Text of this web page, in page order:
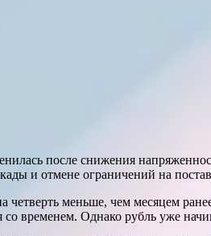
после снижения
и отмене ограничений на
меньше, чем месяцем
временем. Однако рубль уже